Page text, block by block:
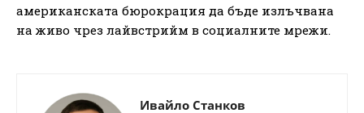
американската бюрокрация да бъде излъчвана
на живо чрез лайвстрийм в социалните мрежи.
Ивайло Станков